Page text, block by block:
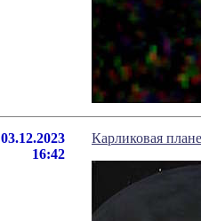
03.12.2023
16:42
Карликовая